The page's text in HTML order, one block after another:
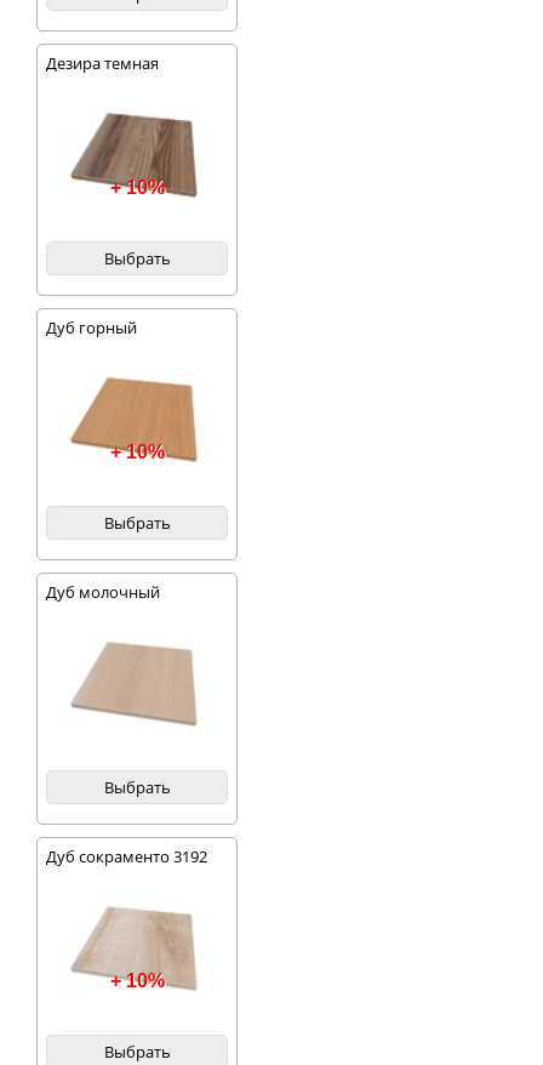
Дезира темная
+ 10%
Выбрать
Дуб горный
+ 10%
Выбрать
Дуб молочный
Выбрать
Дуб сокраменто 3192
+ 10%
Выбрать